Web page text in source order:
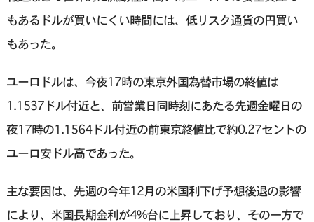
もあるドルが買いにくい時間には、低リスク通貨の円買い
もあった。
ユーロドルは、今夜17時の東京外国為替市場の終値は
1.1537ドル付近と、前営業日同時刻にあたる先週金曜日の
夜17時の1.1564ドル付近の前東京終値比で約0.27セントの
ユーロ安ドル高であった。
主な要因は、先週の今年12月の米国利下げ予想後退の影響
により、米国長期金利が4%台に上昇しており、その一方で